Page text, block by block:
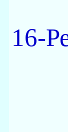
16-